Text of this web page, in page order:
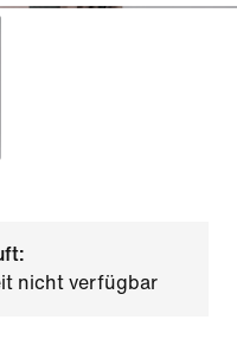
nicht verfügbar